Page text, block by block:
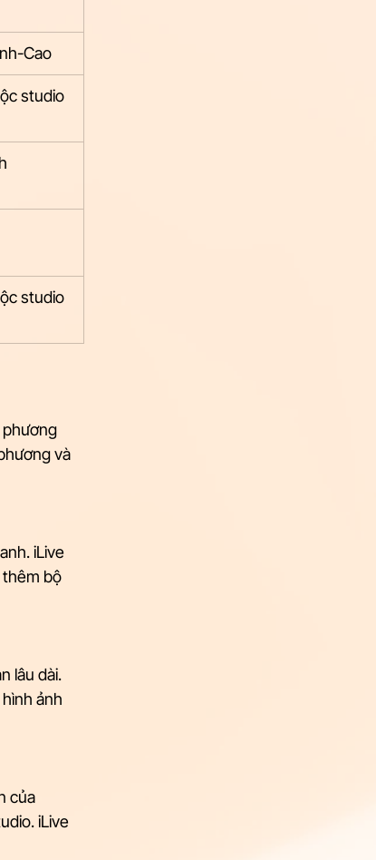
Cao
studio
studio
phương
và
iLive
thêm bộ
lâu dài.
ảnh
của
iLive